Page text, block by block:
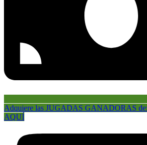
Adquiere las JUGADAS GANADORAS
AQUÍ